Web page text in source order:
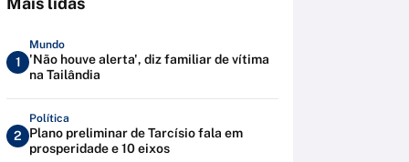
1
Mundo
'Não houve alerta', diz familiar de vítima
na Tailândia
2
Política
Plano preliminar de Tarcísio fala em
prosperidade e 10 eixos